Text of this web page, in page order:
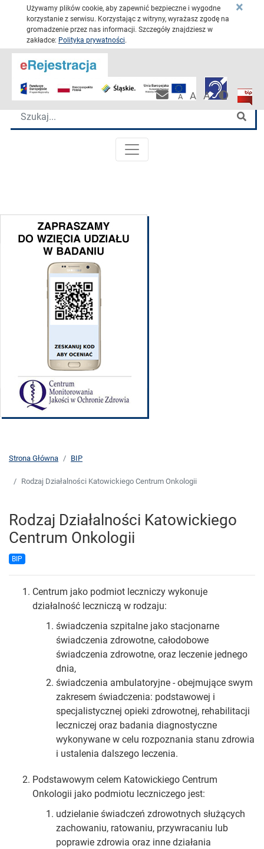
Używamy plików cookie, aby zapewnić bezpieczne i wygodne
korzystanie z serwisu. Korzystając z witryny, wyrażasz zgodę na
gromadzenie przez nas informacji. Szczegóły znajdziesz w
zakładce: Polityka prywatności.
×
Pracownicza
A A A
Katowickie Centrum Onkologii
Przejdź
Wyszukiwarka
MENU GŁÓWNE
Strona Główna BIP
Rodzaj Działalności Katowickiego Centrum Onkologii
Rodzaj Działalności Katowickiego
Centrum Onkologii
BIP
Centrum jako podmiot leczniczy wykonuje
działalność leczniczą w rodzaju:
świadczenia szpitalne jako stacjonarne
świadczenia zdrowotne, całodobowe
świadczenia zdrowotne, oraz leczenie jednego
dnia,
świadczenia ambulatoryjne - obejmujące swym
zakresem świadczenia: podstawowej i
specjalistycznej opieki zdrowotnej, rehabilitacji
leczniczej oraz badania diagnostyczne
wykonywane w celu rozpoznania stanu zdrowia
i ustalenia dalszego leczenia.
Podstawowym celem Katowickiego Centrum
Onkologii jako podmiotu leczniczego jest:
udzielanie świadczeń zdrowotnych służących
zachowaniu, ratowaniu, przywracaniu lub
poprawie zdrowia oraz inne działania